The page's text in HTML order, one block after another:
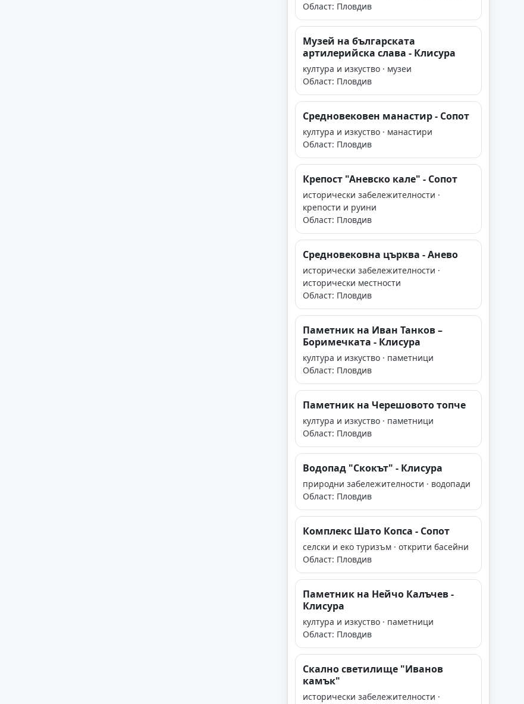
Област: Пловдив
Музей на българската
артилерийска слава - Клисура
култура и изкуство · музеи
Област: Пловдив
Средновековен манастир - Сопот
култура и изкуство · манастири
Област: Пловдив
Крепост "Аневско кале" - Сопот
исторически забележителности ·
крепости и руини
Област: Пловдив
Средновековна църква - Анево
исторически забележителности ·
исторически местности
Област: Пловдив
Паметник на Иван Танков –
Боримечката - Клисура
култура и изкуство · паметници
Област: Пловдив
Паметник на Черешовото топче
култура и изкуство · паметници
Област: Пловдив
Водопад "Скокът" - Клисура
природни забележителности · водопади
Област: Пловдив
Комплекс Шато Копса - Сопот
селски и еко туризъм · открити басейни
Област: Пловдив
Паметник на Нейчо Калъчев -
Клисура
култура и изкуство · паметници
Област: Пловдив
Скално светилище "Иванов
камък"
исторически забележителности ·